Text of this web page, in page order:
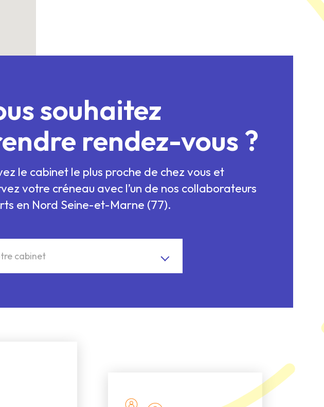
souhaitez
rendez-vous ?
le cabinet le plus proche de chez vous et
votre créneau avec l’un de nos collaborateurs
en Nord Seine-et-Marne (77).
cabinet